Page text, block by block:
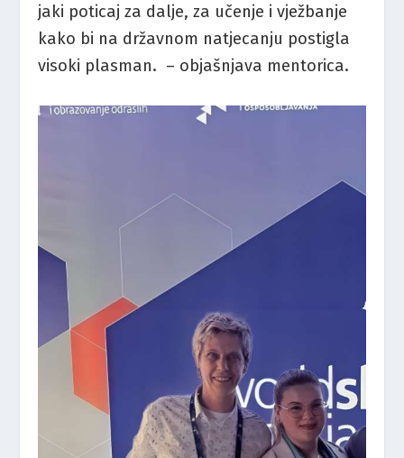
jaki poticaj za dalje, za učenje i vježbanje
kako bi na državnom natjecanju postigla
visoki plasman. – objašnjava mentorica.